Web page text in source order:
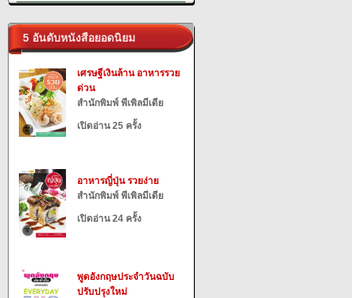
5 อันดับหนังสือยอดนิยม
เศรษฐีเงินล้าน อาหารรวย
ด่วน
สำนักพิมพ์ พีเพิลมีเดีย
เปิดอ่าน 25 ครั้ง
อาหารญี่ปุ่น รวยง่าย
สำนักพิมพ์ พีเพิลมีเดีย
เปิดอ่าน 24 ครั้ง
พูดอังกฤษประจำวันฉบับ
ปรับปรุงใหม่